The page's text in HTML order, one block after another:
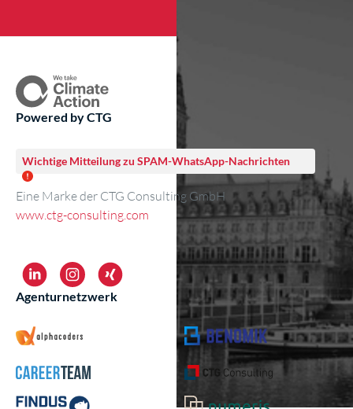
Powered by CTG
Wichtige Mitteilung zu SPAM-WhatsApp-Nachrichten
Eine Marke der CTG Consulting GmbH
www.ctg-consulting.com
Agenturnetzwerk